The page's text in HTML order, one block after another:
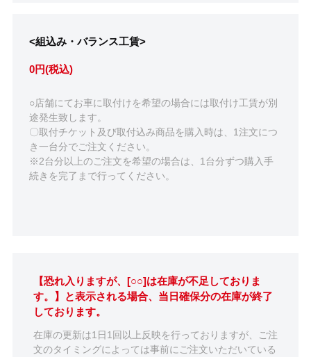
<組込み・バランス工賃>
0円(税込)
○店舗にてお車に取付けを希望の場合には取付け工賃が別
途発生致します。
〇取付チケット及び取付込み商品を購入時は、1注文につ
き一台分でご注文ください。
※2台分以上のご注文を希望の場合は、1台分ずつ購入手
続きを完了まで行ってください。
【恐れ入りますが、[○○]は在庫が不足しておりま
す。】と表示される場合、当日確保分の在庫が終了
しております。
在庫の更新は1日1回以上反映を行っておりますが、ご注
文のタイミングによっては事前にご注文いただいている